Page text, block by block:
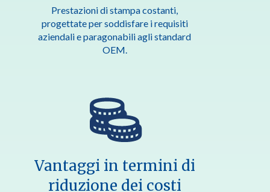
Prestazioni di stampa costanti,
progettate per soddisfare i requisiti
aziendali e paragonabili agli standard
OEM.
Vantaggi in termini di
riduzione dei costi